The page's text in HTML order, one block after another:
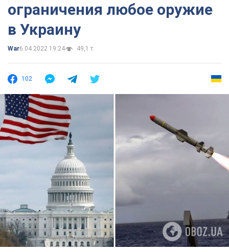
ограничения любое оружие
в Украину
War6.04.2022 19:24 49,1 т.
102